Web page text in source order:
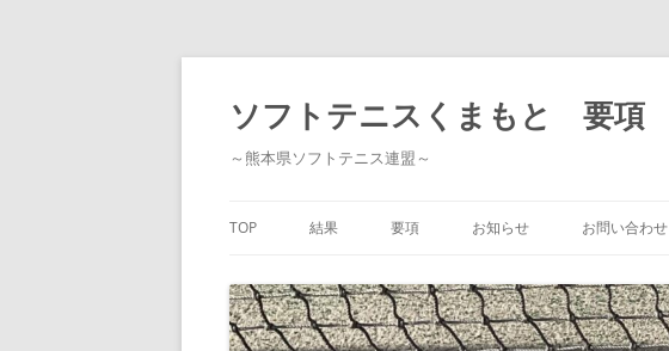
コ
ン
ツ
ス
ソフトテニスくまもと 要項
～熊本県ソフトテニス連盟～
TOP 結果 要項 お知らせ お問い合わせ